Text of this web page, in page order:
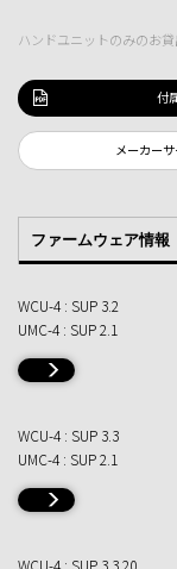
ハンドユニットのみのお
付
メーカー
ファームウェア情報
WCU-4 : SUP 3.2
UMC-4 : SUP 2.1
WCU-4 : SUP 3.3
UMC-4 : SUP 2.1
WCU-4 : SUP 3.3.20